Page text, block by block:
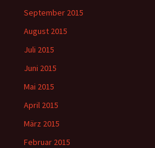
September 2015
August 2015
Juli 2015
Juni 2015
Mai 2015
April 2015
März 2015
Februar 2015